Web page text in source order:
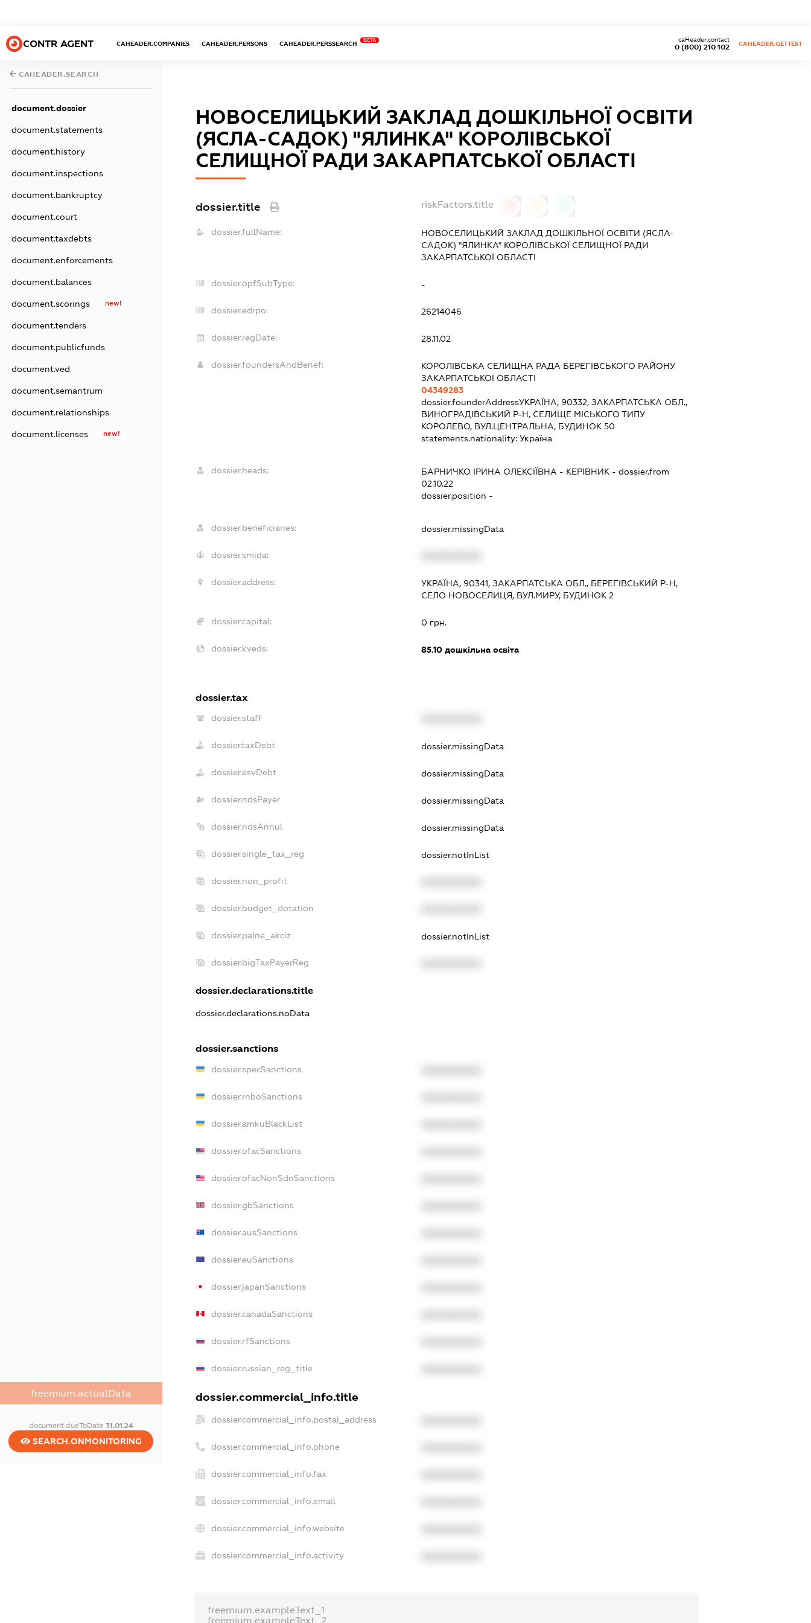
CONTR AGENT CAHEADER.COMPANIES CAHEADER.PERSONS CAHEADER.PERSSEARCH
BETA
0 (800) 210 102
caHeader.contact
CAHEADER.GETTEST
CAHEADER.SEARCH
document.dossier
document.statements
document.history
document.inspections
document.bankruptcy
document.court
document.taxdebts
document.enforcements
document.balances
document.scorings new!
document.tenders
document.publicfunds
document.ved
document.semantrum
document.relationships
document.licenses new!
freemium.actualData
document.dueToDate 31.01.24
SEARCH.ONMONITORING
НОВОСЕЛИЦЬКИЙ ЗАКЛАД ДОШКІЛЬНОЇ ОСВІТИ
(ЯСЛА-САДОК) "ЯЛИНКА" КОРОЛІВСЬКОЇ
СЕЛИЩНОЇ РАДИ ЗАКАРПАТСЬКОЇ ОБЛАСТІ
dossier.title riskFactors.title
dossier.fullName:
НОВОСЕЛИЦЬКИЙ ЗАКЛАД ДОШКІЛЬНОЇ ОСВІТИ (ЯСЛА-
САДОК) "ЯЛИНКА" КОРОЛІВСЬКОЇ СЕЛИЩНОЇ РАДИ
ЗАКАРПАТСЬКОЇ ОБЛАСТІ
dossier.opfSubType: -
dossier.edrpo: 26214046
dossier.regDate: 28.11.02
dossier.foundersAndBenef:
КОРОЛІВСЬКА СЕЛИЩНА РАДА БЕРЕГІВСЬКОГО РАЙОНУ
ЗАКАРПАТСЬКОЇ ОБЛАСТІ
04349283
dossier.founderAddressУКРАЇНА, 90332, ЗАКАРПАТСЬКА ОБЛ.,
ВИНОГРАДІВСЬКИЙ Р-Н, СЕЛИЩЕ МІСЬКОГО ТИПУ
КОРОЛЕВО, ВУЛ.ЦЕНТРАЛЬНА, БУДИНОК 50
statements.nationality: Україна
dossier.heads: БАРНИЧКО ІРИНА ОЛЕКСІЇВНА - КЕРІВНИК - dossier.from
02.10.22
dossier.position -
dossier.beneficiaries: dossier.missingData
dossier.smida:
dossier.address:
УКРАЇНА, 90341, ЗАКАРПАТСЬКА ОБЛ., БЕРЕГІВСЬКИЙ Р-Н,
СЕЛО НОВОСЕЛИЦЯ, ВУЛ.МИРУ, БУДИНОК 2
dossier.capital: 0 грн.
dossier.kveds: 85.10дошкільна освіта
dossier.tax
dossier.staff
dossier.taxDebt dossier.missingData
dossier.esvDebt dossier.missingData
dossier.ndsPayer dossier.missingData
dossier.ndsAnnul dossier.missingData
dossier.single_tax_reg dossier.notInList
dossier.non_profit
dossier.budget_dotation
dossier.palne_akciz dossier.notInList
dossier.bigTaxPayerReg
dossier.declarations.title
dossier.declarations.noData
dossier.sanctions
dossier.specSanctions
dossier.rnboSanctions
dossier.amkuBlackList
dossier.ofacSanctions
dossier.ofacNonSdnSanctions
dossier.gbSanctions
dossier.ausSanctions
dossier.euSanctions
dossier.japanSanctions
dossier.canadaSanctions
dossier.rfSanctions
dossier.russian_reg_title
dossier.commercial_info.title
dossier.commercial_info.postal_address
dossier.commercial_info.phone
dossier.commercial_info.fax
dossier.commercial_info.email
dossier.commercial_info.website
dossier.commercial_info.activity
freemium.exampleText_1
freemium.exampleText_2